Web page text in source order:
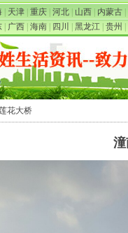
天津 重庆 河北 山西 内蒙古
广西 海南 四川 黑龙江 贵州
花大桥